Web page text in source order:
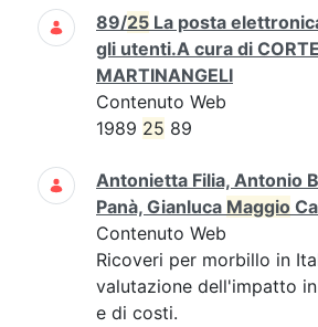
89/25 La posta
gli utenti.A cura di
MARTINANGELI
Contenuto Web
1989 25 89
Antonietta Filia, Antonio
Panà, Gianluca Maggio
Contenuto Web
Ricoveri per morbillo in
valutazione dell'impatto
e di costi.